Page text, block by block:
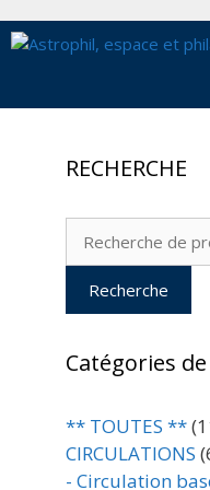
au
RECHERCHE
Recherche
Recherche
Catégories
** TOUTES **
CIRCULATIONS
- Circulation